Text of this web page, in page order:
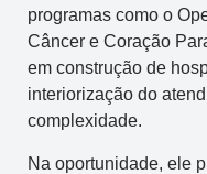
programas como o
Câncer e Coração
em construção de
interiorização do
complexidade.
Na oportunidade, ele